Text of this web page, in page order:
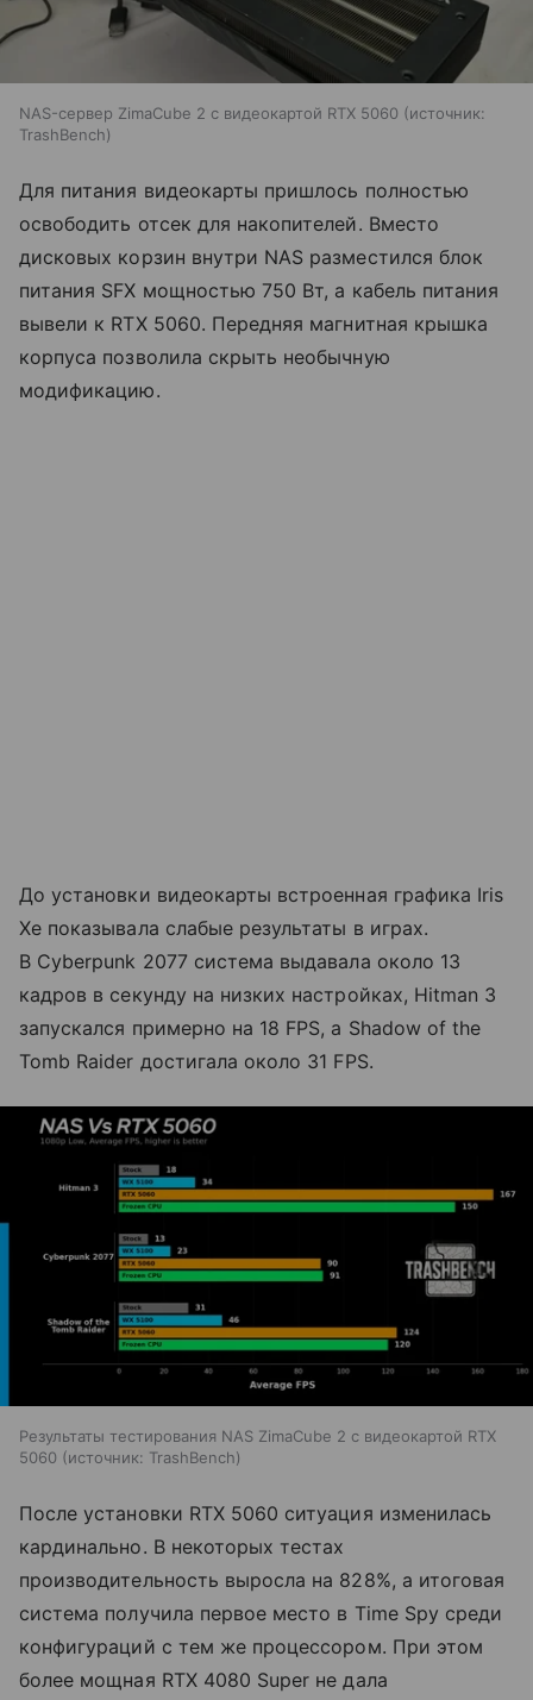
NAS-сервер ZimaCube 2 с видеокартой RTX 5060
источник:
TrashBench
Для питания видеокарты пришлось полностью
освободить отсек для накопителей. Вместо
дисковых корзин внутри NAS разместился блок
питания SFX мощностью 750 Вт, а кабель питания
вывели к RTX 5060. Передняя магнитная крышка
корпуса позволила скрыть необычную
модификацию.
До установки видеокарты встроенная графика Iris
Xe показывала слабые результаты в играх.
В Cyberpunk 2077 система выдавала около 13
кадров в секунду на низких настройках, Hitman 3
запускался примерно на 18 FPS, а Shadow of the
Tomb Raider достигала около 31 FPS.
Результаты тестирования NAS ZimaCube 2 с видеокартой RTX
5060
источник: TrashBench
После установки RTX 5060 ситуация изменилась
кардинально. В некоторых тестах
производительность выросла на 828%, а итоговая
система получила первое место в Time Spy среди
конфигураций с тем же процессором. При этом
более мощная RTX 4080 Super не дала